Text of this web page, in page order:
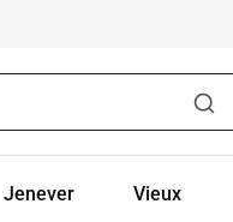
Jenever Vieux